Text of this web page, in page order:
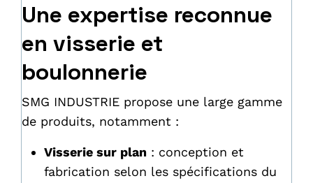
Une expertise reconnue
en visserie et
boulonnerie
SMG INDUSTRIE propose une large gamme
de produits, notamment :
Visserie sur plan : conception et
fabrication selon les spécifications du